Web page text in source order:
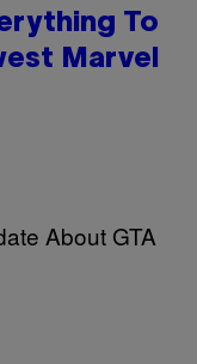
To
Marvel